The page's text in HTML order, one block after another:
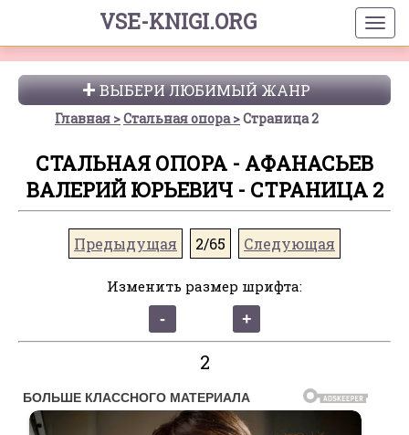
VSE-KNIGI.ORG
ВЫБЕРИ ЛЮБИМЫЙ ЖАНР
Главная Стальная опора Страница 2
СТАЛЬНАЯ ОПОРА - АФАНАСЬЕВ
ВАЛЕРИЙ ЮРЬЕВИЧ - СТРАНИЦА 2
Предыдущая 2/65 Следующая
Изменить размер шрифта:
2